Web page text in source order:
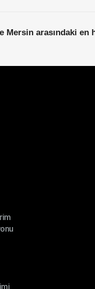
Mersin arasındaki en